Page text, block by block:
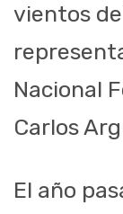
vientos
Nacional
Carlos
El año